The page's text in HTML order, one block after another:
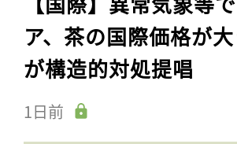
ア、茶の国際価格が
が構造的対処提唱
1日前